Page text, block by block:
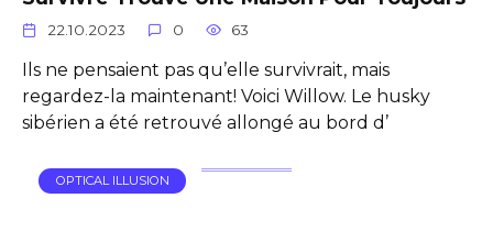
22.10.2023 0 63
Ils ne pensaient pas qu’elle survivrait, mais
regardez-la maintenant! Voici Willow. Le husky
sibérien a été retrouvé allongé au bord d’
OPTICAL ILLUSION